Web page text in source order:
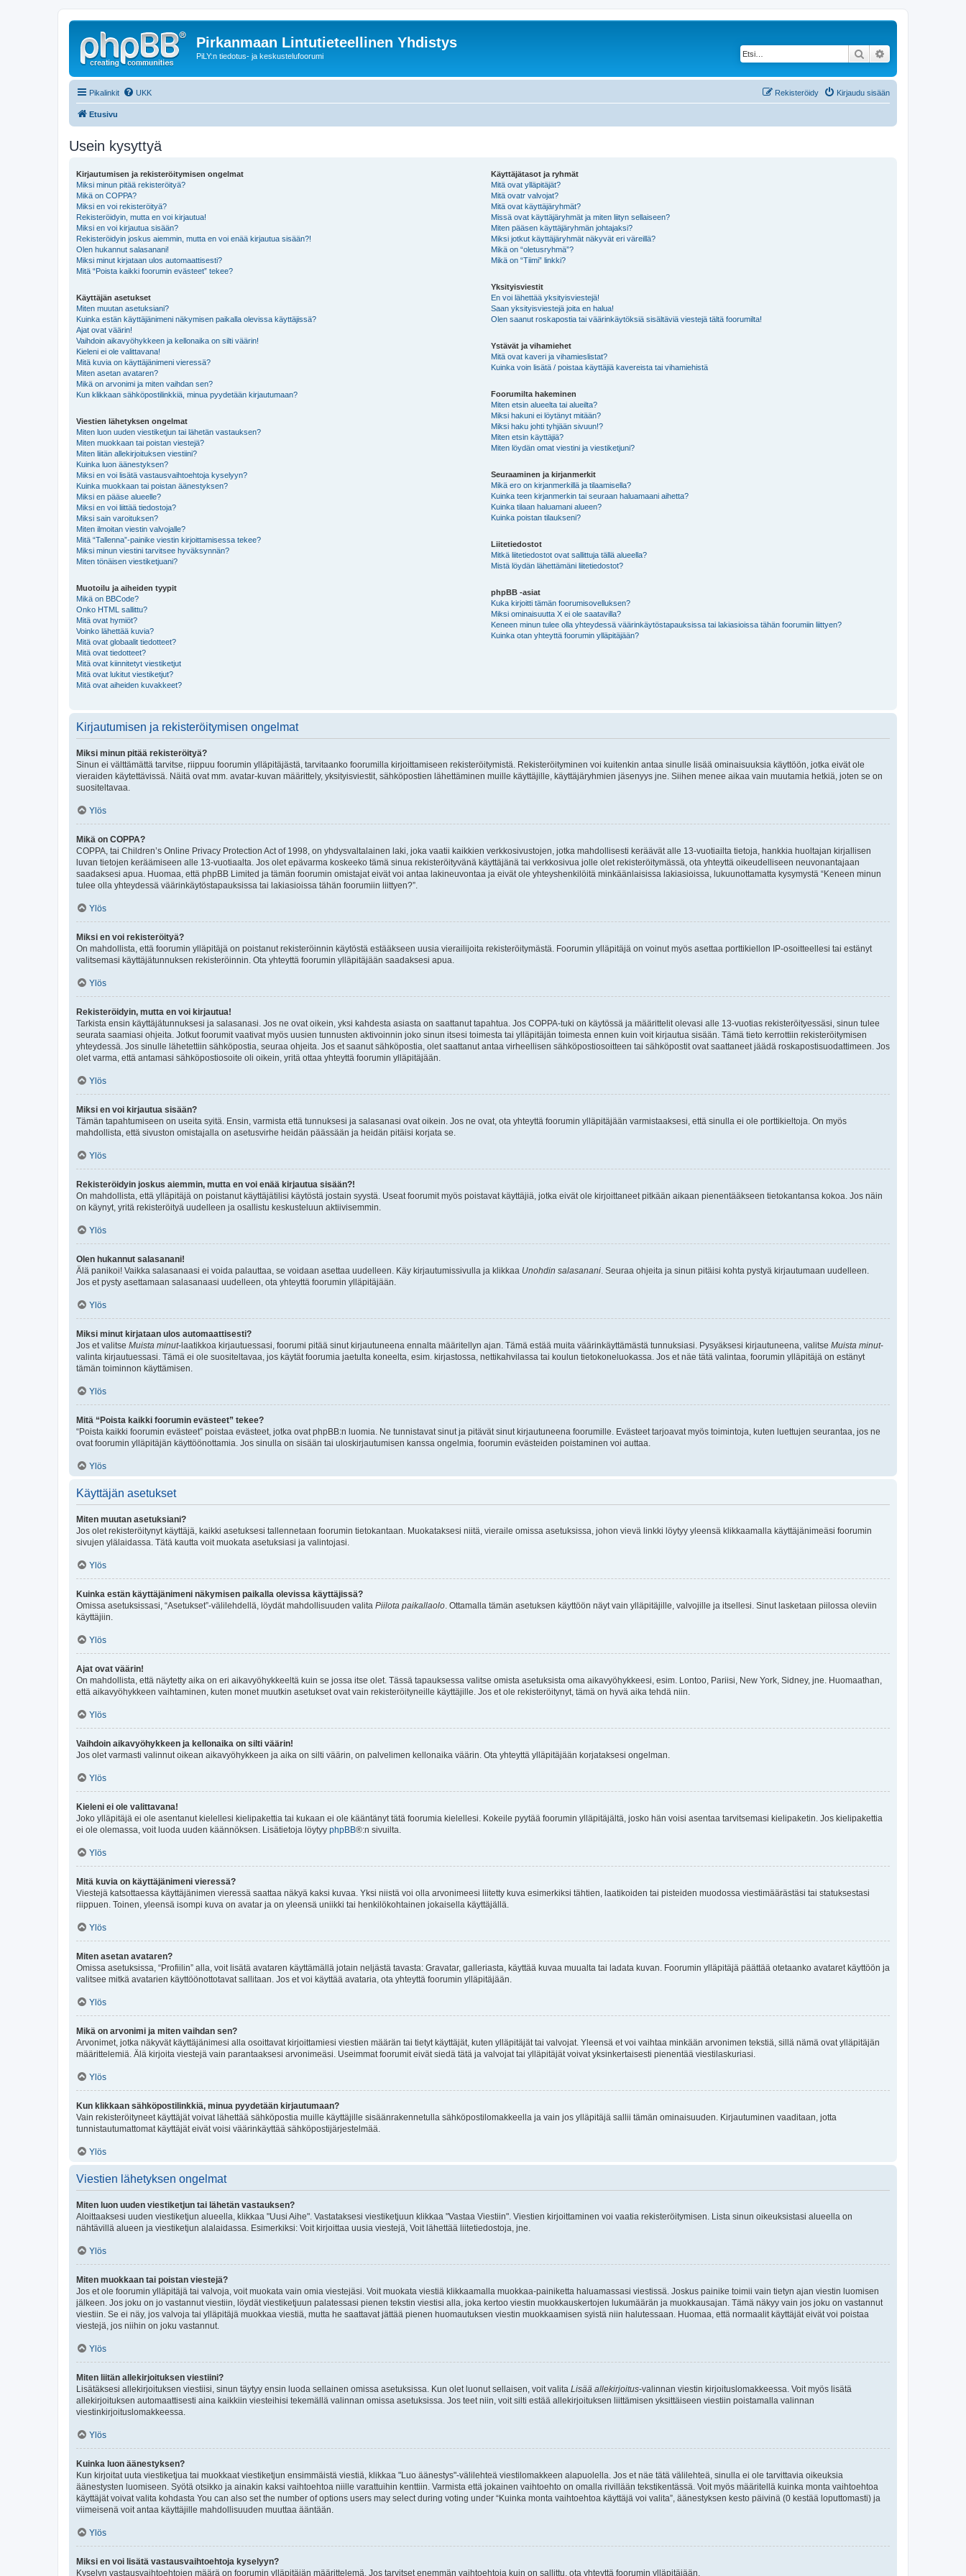
Pirkanmaan Lintutieteellinen Yhdistys
PiLY:n tiedotus- ja keskustelufoorumi Etsi
Pikalinkit UKK Kirjaudu sisään
Rekisteröidy
Etusivu
Usein kysyttyä
Kirjautumisen ja rekisteröitymisen ongelmat
Miksi minun pitää rekisteröityä?
Mikä on COPPA?
Miksi en voi rekisteröityä?
Rekisteröidyin, mutta en voi kirjautua!
Miksi en voi kirjautua sisään?
Rekisteröidyin joskus aiemmin, mutta en voi enää kirjautua sisään?!
Olen hukannut salasanani!
Miksi minut kirjataan ulos automaattisesti?
Mitä “Poista kaikki foorumin evästeet” tekee?
Käyttäjän asetukset
Miten muutan asetuksiani?
Kuinka estän käyttäjänimeni näkymisen paikalla olevissa käyttäjissä?
Ajat ovat väärin!
Vaihdoin aikavyöhykkeen ja kellonaika on silti väärin!
Kieleni ei ole valittavana!
Mitä kuvia on käyttäjänimeni vieressä?
Miten asetan avataren?
Mikä on arvonimi ja miten vaihdan sen?
Kun klikkaan sähköpostilinkkiä, minua pyydetään kirjautumaan?
Viestien lähetyksen ongelmat
Miten luon uuden viestiketjun tai lähetän vastauksen?
Miten muokkaan tai poistan viestejä?
Miten liitän allekirjoituksen viestiini?
Kuinka luon äänestyksen?
Miksi en voi lisätä vastausvaihtoehtoja kyselyyn?
Kuinka muokkaan tai poistan äänestyksen?
Miksi en pääse alueelle?
Miksi en voi liittää tiedostoja?
Miksi sain varoituksen?
Miten ilmoitan viestin valvojalle?
Mitä “Tallenna”-painike viestin kirjoittamisessa tekee?
Miksi minun viestini tarvitsee hyväksynnän?
Miten tönäisen viestiketjuani?
Muotoilu ja aiheiden tyypit
Mikä on BBCode?
Onko HTML sallittu?
Mitä ovat hymiöt?
Voinko lähettää kuvia?
Mitä ovat globaalit tiedotteet?
Mitä ovat tiedotteet?
Mitä ovat kiinnitetyt viestiketjut
Mitä ovat lukitut viestiketjut?
Mitä ovat aiheiden kuvakkeet?
Käyttäjätasot ja ryhmät
Mitä ovat ylläpitäjät?
Mitä ovatr valvojat?
Mitä ovat käyttäjäryhmät?
Missä ovat käyttäjäryhmät ja miten liityn sellaiseen?
Miten pääsen käyttäjäryhmän johtajaksi?
Miksi jotkut käyttäjäryhmät näkyvät eri väreillä?
Mikä on “oletusryhmä”?
Mikä on “Tiimi” linkki?
Yksityisviestit
En voi lähettää yksityisviestejä!
Saan yksityisviestejä joita en halua!
Olen saanut roskapostia tai väärinkäytöksiä sisältäviä viestejä tältä foorumilta!
Ystävät ja vihamiehet
Mitä ovat kaveri ja vihamieslistat?
Kuinka voin lisätä / poistaa käyttäjiä kavereista tai vihamiehistä
Foorumilta hakeminen
Miten etsin alueelta tai alueilta?
Miksi hakuni ei löytänyt mitään?
Miksi haku johti tyhjään sivuun!?
Miten etsin käyttäjiä?
Miten löydän omat viestini ja viestiketjuni?
Seuraaminen ja kirjanmerkit
Mikä ero on kirjanmerkillä ja tilaamisella?
Kuinka teen kirjanmerkin tai seuraan haluamaani aihetta?
Kuinka tilaan haluamani alueen?
Kuinka poistan tilaukseni?
Liitetiedostot
Mitkä liitetiedostot ovat sallittuja tällä alueella?
Mistä löydän lähettämäni liitetiedostot?
phpBB -asiat
Kuka kirjoitti tämän foorumisovelluksen?
Miksi ominaisuutta X ei ole saatavilla?
Keneen minun tulee olla yhteydessä väärinkäytöstapauksissa tai lakiasioissa tähän foorumiin liittyen?
Kuinka otan yhteyttä foorumin ylläpitäjään?
Kirjautumisen ja rekisteröitymisen ongelmat
Miksi minun pitää rekisteröityä?
Sinun ei välttämättä tarvitse, riippuu foorumin ylläpitäjästä, tarvitaanko foorumilla kirjoittamiseen rekisteröitymistä. Rekisteröityminen voi kuitenkin antaa sinulle lisää ominaisuuksia käyttöön, jotka eivät ole
vieraiden käytettävissä. Näitä ovat mm. avatar-kuvan määrittely, yksityisviestit, sähköpostien lähettäminen muille käyttäjille, käyttäjäryhmien jäsenyys jne. Siihen menee aikaa vain muutamia hetkiä, joten se on
suositeltavaa.
Ylös
Mikä on COPPA?
COPPA, tai Children’s Online Privacy Protection Act of 1998, on yhdysvaltalainen laki, joka vaatii kaikkien verkkosivustojen, jotka mahdollisesti keräävät alle 13-vuotiailta tietoja, hankkia huoltajan kirjallisen
luvan tietojen keräämiseen alle 13-vuotiaalta. Jos olet epävarma koskeeko tämä sinua rekisteröityvänä käyttäjänä tai verkkosivua jolle olet rekisteröitymässä, ota yhteyttä oikeudelliseen neuvonantajaan
saadaksesi apua. Huomaa, että phpBB Limited ja tämän foorumin omistajat eivät voi antaa lakineuvontaa ja eivät ole yhteyshenkilöitä minkäänlaisissa lakiasioissa, lukuunottamatta kysymystä “Keneen minun
tulee olla yhteydessä väärinkäytöstapauksissa tai lakiasioissa tähän foorumiin liittyen?”.
Ylös
Miksi en voi rekisteröityä?
On mahdollista, että foorumin ylläpitäjä on poistanut rekisteröinnin käytöstä estääkseen uusia vierailijoita rekisteröitymästä. Foorumin ylläpitäjä on voinut myös asettaa porttikiellon IP-osoitteellesi tai estänyt
valitsemasi käyttäjätunnuksen rekisteröinnin. Ota yhteyttä foorumin ylläpitäjään saadaksesi apua.
Ylös
Rekisteröidyin, mutta en voi kirjautua!
Tarkista ensin käyttäjätunnuksesi ja salasanasi. Jos ne ovat oikein, yksi kahdesta asiasta on saattanut tapahtua. Jos COPPA-tuki on käytössä ja määrittelit olevasi alle 13-vuotias rekisteröityessäsi, sinun tulee
seurata saamiasi ohjeita. Jotkut foorumit vaativat myös uusien tunnusten aktivoinnin joko sinun itsesi toimesta tai ylläpitäjän toimesta ennen kuin voit kirjautua sisään. Tämä tieto kerrottiin rekisteröitymisen
yhteydessä. Jos sinulle lähetettiin sähköpostia, seuraa ohjeita. Jos et saanut sähköpostia, olet saattanut antaa virheellisen sähköpostiosoitteen tai sähköpostit ovat saattaneet jäädä roskapostisuodattimeen. Jos
olet varma, että antamasi sähköpostiosoite oli oikein, yritä ottaa yhteyttä foorumin ylläpitäjään.
Ylös
Miksi en voi kirjautua sisään?
Tämän tapahtumiseen on useita syitä. Ensin, varmista että tunnuksesi ja salasanasi ovat oikein. Jos ne ovat, ota yhteyttä foorumin ylläpitäjään varmistaaksesi, että sinulla ei ole porttikieltoja. On myös
mahdollista, että sivuston omistajalla on asetusvirhe heidän päässään ja heidän pitäisi korjata se.
Ylös
Rekisteröidyin joskus aiemmin, mutta en voi enää kirjautua sisään?!
On mahdollista, että ylläpitäjä on poistanut käyttäjätilisi käytöstä jostain syystä. Useat foorumit myös poistavat käyttäjiä, jotka eivät ole kirjoittaneet pitkään aikaan pienentääkseen tietokantansa kokoa. Jos näin
on käynyt, yritä rekisteröityä uudelleen ja osallistu keskusteluun aktiivisemmin.
Ylös
Olen hukannut salasanani!
Älä panikoi! Vaikka salasanaasi ei voida palauttaa, se voidaan asettaa uudelleen. Käy kirjautumissivulla ja klikkaa Unohdin salasanani . Seuraa ohjeita ja sinun pitäisi kohta pystyä kirjautumaan uudelleen.
Jos et pysty asettamaan salasanaasi uudelleen, ota yhteyttä foorumin ylläpitäjään.
Ylös
Miksi minut kirjataan ulos automaattisesti?
Jos et valitse Muista minut-laatikkoa kirjautuessasi, foorumi pitää sinut kirjautuneena ennalta määritellyn ajan. Tämä estää muita väärinkäyttämästä tunnuksiasi. Pysyäksesi kirjautuneena, valitse Muista minut-
valinta kirjautuessasi. Tämä ei ole suositeltavaa, jos käytät foorumia jaetulta koneelta, esim. kirjastossa, nettikahvilassa tai koulun tietokoneluokassa. Jos et näe tätä valintaa, foorumin ylläpitäjä on estänyt
tämän toiminnon käyttämisen.
Ylös
Mitä “Poista kaikki foorumin evästeet” tekee?
“Poista kaikki foorumin evästeet” poistaa evästeet, jotka ovat phpBB:n luomia. Ne tunnistavat sinut ja pitävät sinut kirjautuneena foorumille. Evästeet tarjoavat myös toimintoja, kuten luettujen seurantaa, jos ne
ovat foorumin ylläpitäjän käyttöönottamia. Jos sinulla on sisään tai uloskirjautumisen kanssa ongelmia, foorumin evästeiden poistaminen voi auttaa.
Ylös
Käyttäjän asetukset
Miten muutan asetuksiani?
Jos olet rekisteröitynyt käyttäjä, kaikki asetuksesi tallennetaan foorumin tietokantaan. Muokataksesi niitä, vieraile omissa asetuksissa, johon vievä linkki löytyy yleensä klikkaamalla käyttäjänimeäsi foorumin
sivujen ylälaidassa. Tätä kautta voit muokata asetuksiasi ja valintojasi.
Ylös
Kuinka estän käyttäjänimeni näkymisen paikalla olevissa käyttäjissä?
Omissa asetuksissasi, “Asetukset”-välilehdellä, löydät mahdollisuuden valita Piilota paikallaolo . Ottamalla tämän asetuksen käyttöön näyt vain ylläpitäjille, valvojille ja itsellesi. Sinut lasketaan piilossa oleviin
käyttäjiin.
Ylös
Ajat ovat väärin!
On mahdollista, että näytetty aika on eri aikavyöhykkeeltä kuin se jossa itse olet. Tässä tapauksessa valitse omista asetuksista oma aikavyöhykkeesi, esim. Lontoo, Pariisi, New York, Sidney, jne. Huomaathan,
että aikavyöhykkeen vaihtaminen, kuten monet muutkin asetukset ovat vain rekisteröityneille käyttäjille. Jos et ole rekisteröitynyt, tämä on hyvä aika tehdä niin.
Ylös
Vaihdoin aikavyöhykkeen ja kellonaika on silti väärin!
Jos olet varmasti valinnut oikean aikavyöhykkeen ja aika on silti väärin, on palvelimen kellonaika väärin. Ota yhteyttä ylläpitäjään korjataksesi ongelman.
Ylös
Kieleni ei ole valittavana!
Joko ylläpitäjä ei ole asentanut kielellesi kielipakettia tai kukaan ei ole kääntänyt tätä foorumia kielellesi. Kokeile pyytää foorumin ylläpitäjältä, josko hän voisi asentaa tarvitsemasi kielipaketin. Jos kielipakettia
ei ole olemassa, voit luoda uuden käännöksen. Lisätietoja löytyy phpBB®:n sivuilta.
Ylös
Mitä kuvia on käyttäjänimeni vieressä?
Viestejä katsottaessa käyttäjänimen vieressä saattaa näkyä kaksi kuvaa. Yksi niistä voi olla arvonimeesi liitetty kuva esimerkiksi tähtien, laatikoiden tai pisteiden muodossa viestimäärästäsi tai statuksestasi
riippuen. Toinen, yleensä isompi kuva on avatar ja on yleensä uniikki tai henkilökohtainen jokaisella käyttäjällä.
Ylös
Miten asetan avataren?
Omissa asetuksissa, “Profiilin” alla, voit lisätä avataren käyttämällä jotain neljästä tavasta: Gravatar, galleriasta, käyttää kuvaa muualta tai ladata kuvan. Foorumin ylläpitäjä päättää otetaanko avataret käyttöön ja
valitsee mitkä avatarien käyttöönottotavat sallitaan. Jos et voi käyttää avataria, ota yhteyttä foorumin ylläpitäjään.
Ylös
Mikä on arvonimi ja miten vaihdan sen?
Arvonimet, jotka näkyvät käyttäjänimesi alla osoittavat kirjoittamiesi viestien määrän tai tietyt käyttäjät, kuten ylläpitäjät tai valvojat. Yleensä et voi vaihtaa minkään arvonimen tekstiä, sillä nämä ovat ylläpitäjän
määrittelemiä. Älä kirjoita viestejä vain parantaaksesi arvonimeäsi. Useimmat foorumit eivät siedä tätä ja valvojat tai ylläpitäjät voivat yksinkertaisesti pienentää viestilaskuriasi.
Ylös
Kun klikkaan sähköpostilinkkiä, minua pyydetään kirjautumaan?
Vain rekisteröityneet käyttäjät voivat lähettää sähköpostia muille käyttäjille sisäänrakennetulla sähköpostilomakkeella ja vain jos ylläpitäjä sallii tämän ominaisuuden. Kirjautuminen vaaditaan, jotta
tunnistautumattomat käyttäjät eivät voisi väärinkäyttää sähköpostijärjestelmää.
Ylös
Viestien lähetyksen ongelmat
Miten luon uuden viestiketjun tai lähetän vastauksen?
Aloittaaksesi uuden viestiketjun alueella, klikkaa "Uusi Aihe". Vastataksesi viestiketjuun klikkaa "Vastaa Viestiin". Viestien kirjoittaminen voi vaatia rekisteröitymisen. Lista sinun oikeuksistasi alueella on
nähtävillä alueen ja viestiketjun alalaidassa. Esimerkiksi: Voit kirjoittaa uusia viestejä, Voit lähettää liitetiedostoja, jne.
Ylös
Miten muokkaan tai poistan viestejä?
Jos et ole foorumin ylläpitäjä tai valvoja, voit muokata vain omia viestejäsi. Voit muokata viestiä klikkaamalla muokkaa-painiketta haluamassasi viestissä. Joskus painike toimii vain tietyn ajan viestin luomisen
jälkeen. Jos joku on jo vastannut viestiin, löydät viestiketjuun palatessasi pienen tekstin viestisi alla, joka kertoo viestin muokkauskertojen lukumäärän ja muokkausajan. Tämä näkyy vain jos joku on vastannut
viestiin. Se ei näy, jos valvoja tai ylläpitäjä muokkaa viestiä, mutta he saattavat jättää pienen huomautuksen viestin muokkaamisen syistä niin halutessaan. Huomaa, että normaalit käyttäjät eivät voi poistaa
viestejä, jos niihin on joku vastannut.
Ylös
Miten liitän allekirjoituksen viestiini?
Lisätäksesi allekirjoituksen viestiisi, sinun täytyy ensin luoda sellainen omissa asetuksissa. Kun olet luonut sellaisen, voit valita Lisää allekirjoitus-valinnan viestin kirjoituslomakkeessa. Voit myös lisätä
allekirjoituksen automaattisesti aina kaikkiin viesteihisi tekemällä valinnan omissa asetuksissa. Jos teet niin, voit silti estää allekirjoituksen liittämisen yksittäiseen viestiin poistamalla valinnan
viestinkirjoituslomakkeessa.
Ylös
Kuinka luon äänestyksen?
Kun kirjoitat uuta viestiketjua tai muokkaat viestiketjun ensimmäistä viestiä, klikkaa "Luo äänestys"-välilehteä viestilomakkeen alapuolella. Jos et näe tätä välilehteä, sinulla ei ole tarvittavia oikeuksia
äänestysten luomiseen. Syötä otsikko ja ainakin kaksi vaihtoehtoa niille varattuihin kenttiin. Varmista että jokainen vaihtoehto on omalla rivillään tekstikentässä. Voit myös määritellä kuinka monta vaihtoehtoa
käyttäjät voivat valita kohdasta You can also set the number of options users may select during voting under “Kuinka monta vaihtoehtoa käyttäjä voi valita”, äänestyksen kesto päivinä (0 kestää loputtomasti) ja
viimeisenä voit antaa käyttäjille mahdollisuuden muuttaa ääntään.
Ylös
Miksi en voi lisätä vastausvaihtoehtoja kyselyyn?
Kyselyn vastausvaihtoehtojen määrä on foorumin ylläpitäjän määrittelemä. Jos tarvitset enemmän vaihtoehtoja kuin on sallittu, ota yhteyttä foorumin ylläpitäjään.